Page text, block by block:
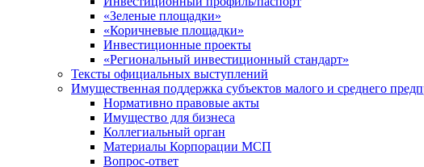
«Зеленые площадки»
«Коричневые площадки»
Инвестиционные проекты
«Региональный инвестиционный стандарт»
Тексты официальных выступлений
Имущественная поддержка субъектов малого и среднего
Нормативно правовые акты
Имущество для бизнеса
Коллегиальный орган
Материалы Корпорации МСП
Вопрос-ответ